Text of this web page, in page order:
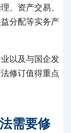
、资产交易、
分配等实务产
以及与国企发
修订值得重点
需要修